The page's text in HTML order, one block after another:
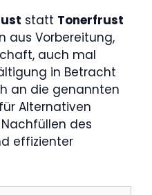
statt Tonerfrust
aus Vorbereitung,
auch mal
in Betracht
an die genannten
Alternativen
des
effizienter